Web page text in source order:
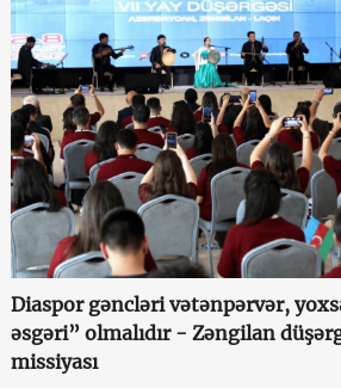
Diaspor gəncləri vətənpərvər,
əsgəri” olmalıdır - Zəngilan
missiyası